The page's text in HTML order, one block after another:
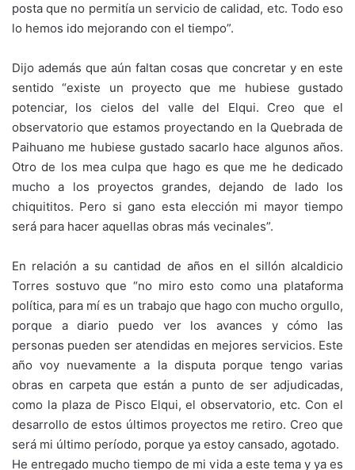
posta que no permitía un servicio de calidad, etc. Todo eso
lo hemos ido mejorando con el tiempo”.
Dijo además que aún faltan cosas que concretar y en este
sentido “existe un proyecto que me hubiese gustado
potenciar, los cielos del valle del Elqui. Creo que el
observatorio que estamos proyectando en la Quebrada de
Paihuano me hubiese gustado sacarlo hace algunos años.
Otro de los mea culpa que hago es que me he dedicado
mucho a los proyectos grandes, dejando de lado los
chiquititos. Pero si gano esta elección mi mayor tiempo
será para hacer aquellas obras más vecinales”.
En relación a su cantidad de años en el sillón alcaldicio
Torres sostuvo que “no miro esto como una plataforma
política, para mí es un trabajo que hago con mucho orgullo,
porque a diario puedo ver los avances y cómo las
personas pueden ser atendidas en mejores servicios. Este
año voy nuevamente a la disputa porque tengo varias
obras en carpeta que están a punto de ser adjudicadas,
como la plaza de Pisco Elqui, el observatorio, etc. Con el
desarrollo de estos últimos proyectos me retiro. Creo que
será mi último período, porque ya estoy cansado, agotado.
He entregado mucho tiempo de mi vida a este tema y ya es